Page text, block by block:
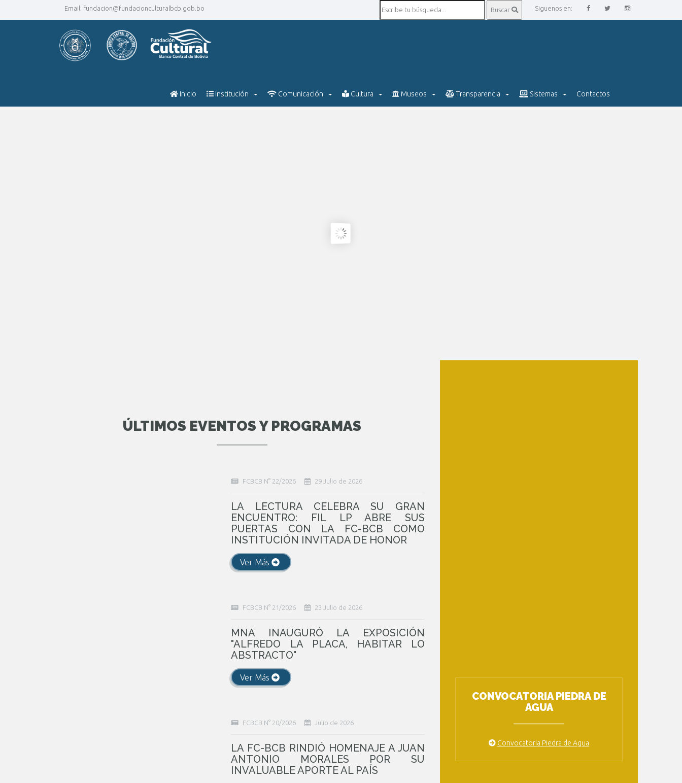
Email: fundacion@fundacionculturalbcb.gob.bo Siguenos en:
Buscar
Inicio Institución Comunicación Cultura Museos Transparencia Sistemas Contactos
ÚLTIMOS EVENTOS Y PROGRAMAS
FCBCB N° 22/2026 29 Julio de 2026
LA LECTURA CELEBRA SU GRAN
ENCUENTRO: FIL LP ABRE SUS
PUERTAS CON LA FC-BCB COMO
INSTITUCIÓN INVITADA DE HONOR
Ver Más
FCBCB N° 21/2026 23 Julio de 2026
MNA INAUGURÓ LA EXPOSICIÓN
"ALFREDO LA PLACA, HABITAR LO
ABSTRACTO"
Ver Más
FCBCB N° 20/2026 Julio de 2026
LA FC-BCB RINDIÓ HOMENAJE A JUAN
ANTONIO MORALES POR SU
INVALUABLE APORTE AL PAÍS
CONVOCATORIA PIEDRA DE
AGUA
Convocatoria Piedra de Agua